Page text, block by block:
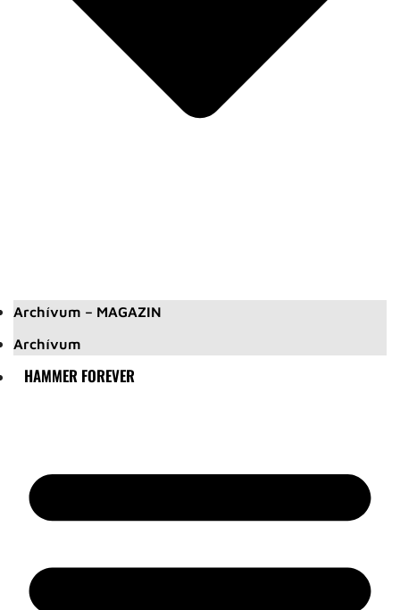
Archívum – MAGAZIN
Archívum
HAMMER FOREVER